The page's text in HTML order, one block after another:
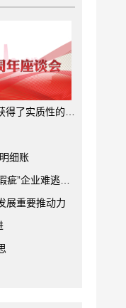
实质性的进展
细账
企业难逃法眼
展重要推动力